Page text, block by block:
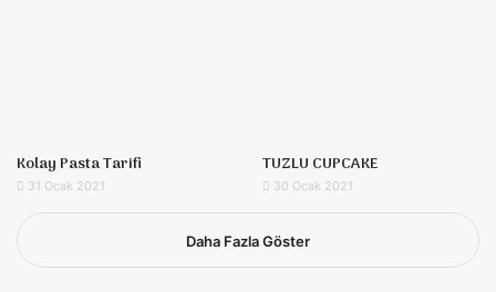
Kolay Pasta Tarifi
31 Ocak 2021
TUZLU CUPCAKE
30 Ocak 2021
Daha Fazla Göster